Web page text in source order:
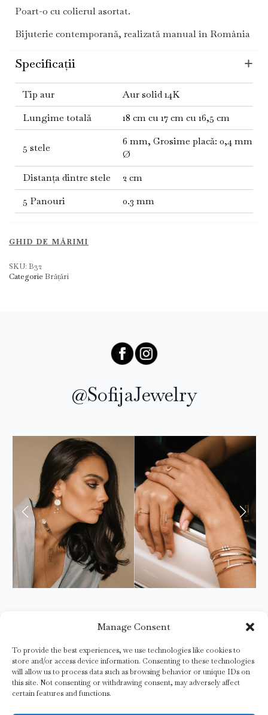
Manage Consent
To provide the best experiences, we use technologies like cookies to
store and/or access device information. Consenting to these technologies
will allow us to process data such as browsing behavior or unique IDs on
this site. Not consenting or withdrawing consent, may adversely affect
certain features and functions.
Poart-o cu colierul asortat.
Bijuterie contemporană, realizată manual în România
Specificații
Tip aur
Aur solid 14K
Lungime totală
18 cm cu 17 cm cu 16,5 cm
5 stele
6 mm, Grosime placă: 0,4 mm
Ø
Distanța dintre stele
2 cm
5 Panouri
0.3 mm
GHID DE MĂRIMI
SKU: B32
Categorie Brățări
@SofijaJewelry
TERMENI ȘI CONDIȚII
RETUR / SCHIMB
CONFIDENȚIALITATE FAQ